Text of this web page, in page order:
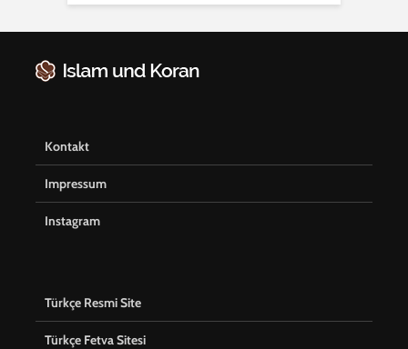
Kontakt
Impressum
Instagram
Türkçe Resmi Site
Türkçe Fetva Sitesi